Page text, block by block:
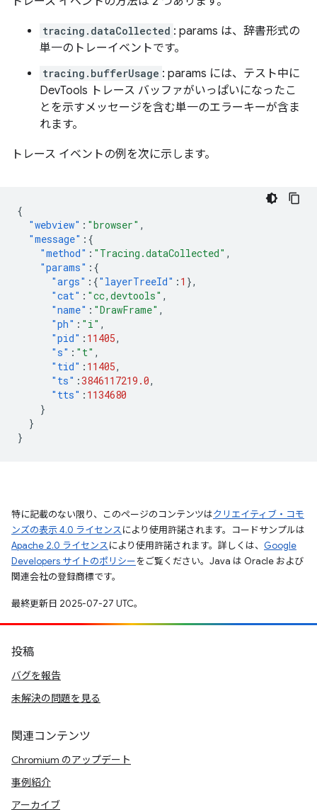
tracing.dataCollected : params は、辞書形式の
単一のトレーイベントです。
tracing.bufferUsage : params には、テスト中に
DevTools トレース バッファがいっぱいになったこ
とを示すメッセージを含む単一のエラーキーが含ま
れます。
トレース イベントの例を次に示します。
{
"webview" : "browser" ,
"message" :{
"method" : "Tracing.dataCollected" ,
"params" :{
"args" :{"layerTreeId" : 1 },
"cat" : "cc,devtools" ,
"name" : "DrawFrame" ,
"ph" : "i" ,
"pid" : 11405,
"s" : "t" ,
"tid" : 11405,
"ts" :3846117219.0,
"tts" : 1134680
}
}
}
特に記載のない限り、このページのコンテンツはクリエイティブ・コモ
ンズの表示 4.0 ライセンスにより使用許諾されます。コードサンプルは
Apache 2.0 ライセンスにより使用許諾されます。詳しくは、 Google
Developers サイトのポリシーをご覧ください。Java は Oracle および
関連会社の登録商標です。
最終更新日 2025-07-27 UTC。
投稿
バグを報告
未解決の問題を見る
関連コンテンツ
Chromium のアップデート
事例紹介
アーカイブ